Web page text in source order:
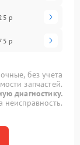
р
р
без учета
запчастей.
диагностику.